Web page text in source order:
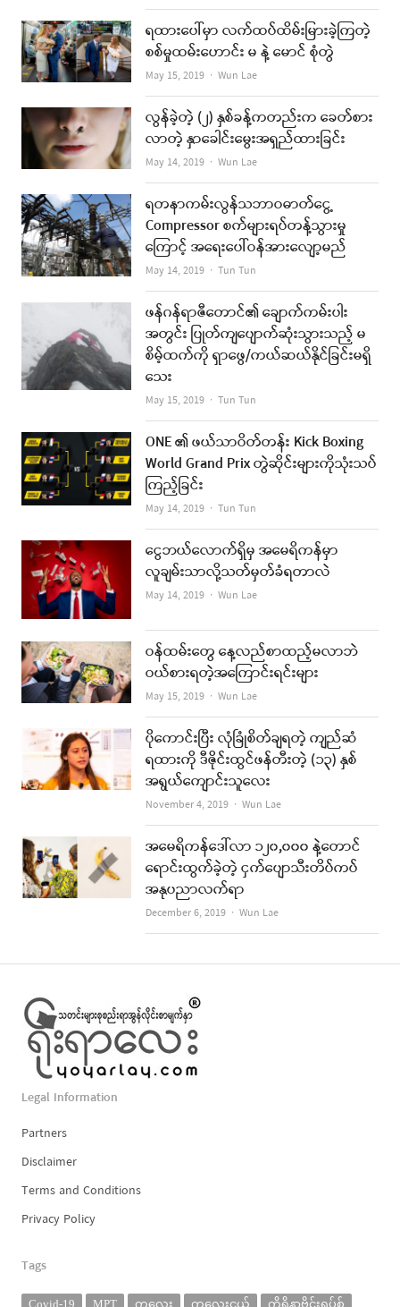
ရထားပေါ်မှာ လက်ထပ်ထိမ်းမြားခဲ့ကြတဲ့
စစ်မှုထမ်းဟောင်း မ နဲ့ မောင် စုံတွဲ
May 15, 2019 Author
Wun Lae
လွန်ခဲ့တဲ့ (၂) နှစ်ခန့်ကတည်းက ခေတ်စား
လာတဲ့ နှာခေါင်းမွေးအရှည်ထားခြင်း
May 14, 2019 Author
Wun Lae
ရတနာကမ်းလွန်သဘာဝဓာတ်ငွေ့
Compressor စက်များရပ်တန့်သွားမှု
ကြောင့် အရေးပေါ်ဝန်အားလျော့မည်
May 14, 2019 Author
Tun Tun
ဖန်ဂန်ရာဇီတောင်၏ ချောက်ကမ်းပါး
အတွင်း ပြုတ်ကျပျောက်ဆုံးသွားသည့် မ
စိမ့်ထက်ကို ရှာဖွေ/ကယ်ဆယ်နိုင်ခြင်းမရှိ
သေး
May 15, 2019 Author
Tun Tun
ONE ၏ ဖယ်သာဝိတ်တန်း Kick Boxing
World Grand Prix တွဲဆိုင်းများကိုသုံးသပ်
ကြည့်ခြင်း
May 14, 2019 Author
Tun Tun
ငွေဘယ်လောက်ရှိမှ အမေရိကန်မှာ
လူချမ်းသာလို့သတ်မှတ်ခံရတာလဲ
May 14, 2019 Author
Wun Lae
ဝန်ထမ်းတွေ နေ့လည်စာထည့်မလာဘဲ
ဝယ်စားရတဲ့အကြောင်းရင်းများ
May 15, 2019 Author
Wun Lae
ပိုကောင်းပြီး လုံခြုံစိတ်ချရတဲ့ ကျည်ဆံ
ရထားကို ဒီဇိုင်းထွင်ဖန်တီးတဲ့ (၁၃) နှစ်
အရွယ်ကျောင်းသူလေး
November 4, 2019 Author
Wun Lae
အမေရိကန်ဒေါ်လာ ၁၂၀,၀၀၀ နဲ့တောင်
ရောင်းထွက်ခဲ့တဲ့ ငှက်ပျောသီးတိပ်ကပ်
အနုပညာလက်ရာ
December 6, 2019 Author
Wun Lae
Legal Information
Partners
Disclaimer
Terms and Conditions
Privacy Policy
Tags
Covid-19 MPT ကလေး ကလေးငယ် ကိုရိုနာဗိုင်းရပ်စ်